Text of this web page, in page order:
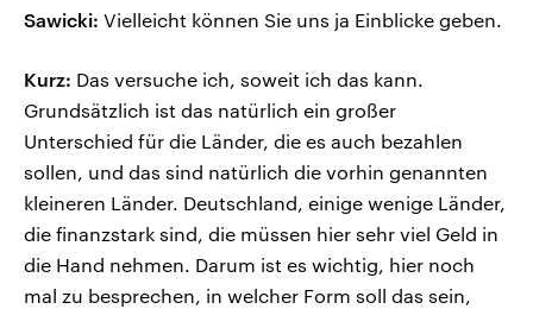
Sawicki: Vielleicht können Sie uns ja Einblicke geben.
Kurz: Das versuche ich, soweit ich das kann.
Grundsätzlich ist das natürlich ein großer
Unterschied für die Länder, die es auch bezahlen
sollen, und das sind natürlich die vorhin genannten
kleineren Länder. Deutschland, einige wenige Länder,
die finanzstark sind, die müssen hier sehr viel Geld in
die Hand nehmen. Darum ist es wichtig, hier noch
mal zu besprechen, in welcher Form soll das sein,